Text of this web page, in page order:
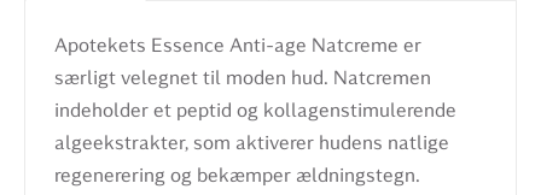
Apotekets Essence Anti-age Natcreme er
særligt velegnet til moden hud. Natcremen
indeholder et peptid og kollagenstimulerende
algeekstrakter, som aktiverer hudens natlige
regenerering og bekæmper ældningstegn.